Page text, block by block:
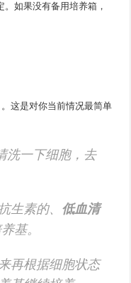
如果没有备用培养箱，
。这是对你当前情况最简单
洗一下细胞，去
生素的、 低血清
基。
再根据细胞状态